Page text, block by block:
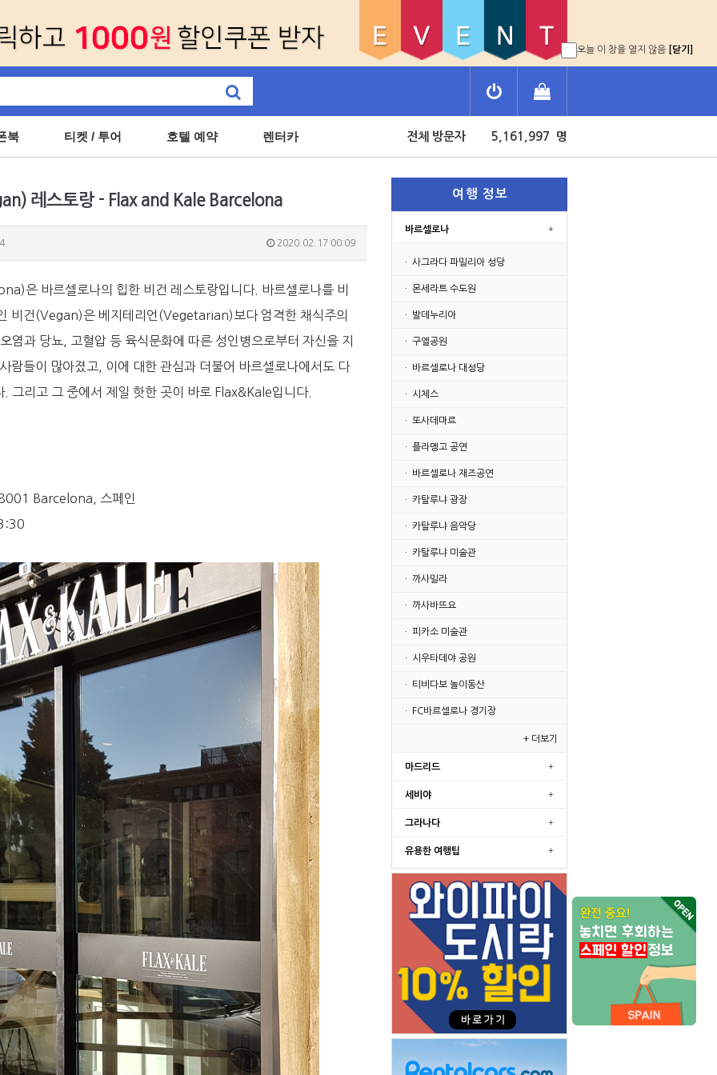
오늘 이 창을 열지 않음 [닫기]
전체 방문자 5,161,997 명
북 티켓 / 투어 호텔 예약 렌터카
레스토랑 - Flax and Kale Barcelona
2020.02.17 00:09
은 바르셀로나의 힙한 비건 레스토랑입니다. 바르셀로나를 비
비건(Vegan)은 베지테리언(Vegetarian)보다 엄격한 채식주의
염과 당뇨, 고혈압 등 육식문화에 따른 성인병으로부터 자신을 지
람들이 많아졌고, 이에 대한 관심과 더불어 바르셀로나에서도 다
그리고 그 중에서 제일 핫한 곳이 바로 Flax&Kale입니다.
Barcelona, 스페인
여 행 정 보
바르셀로나
· 사그라다 파밀리아 성당
· 몬세라트 수도원
· 발데누리아
· 구엘공원
· 바르셀로나 대성당
· 시체스
· 또사데마르
· 플라멩고 공연
· 바르셀로나 재즈공연
· 카탈루냐 광장
· 카탈루냐 음악당
· 카탈루냐 미술관
· 까사밀라
· 까사바뜨요
· 피카소 미술관
· 시우타데야 공원
· 티비다보 놀이동산
· FC바르셀로나 경기장
+ 더보기
마드리드
세비야
그라나다
유용한 여행팁